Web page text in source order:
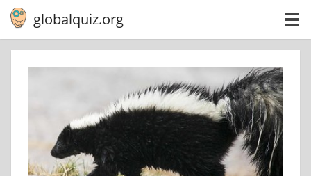
globalquiz.org